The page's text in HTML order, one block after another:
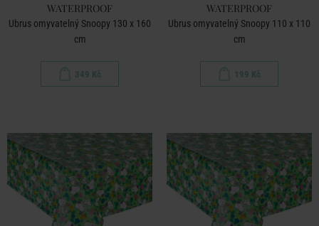
WATERPROOF
Ubrus omyvatelný Snoopy 130 x 160
cm
349 Kč
WATERPROOF
Ubrus omyvatelný Snoopy 110 x 110
cm
199 Kč